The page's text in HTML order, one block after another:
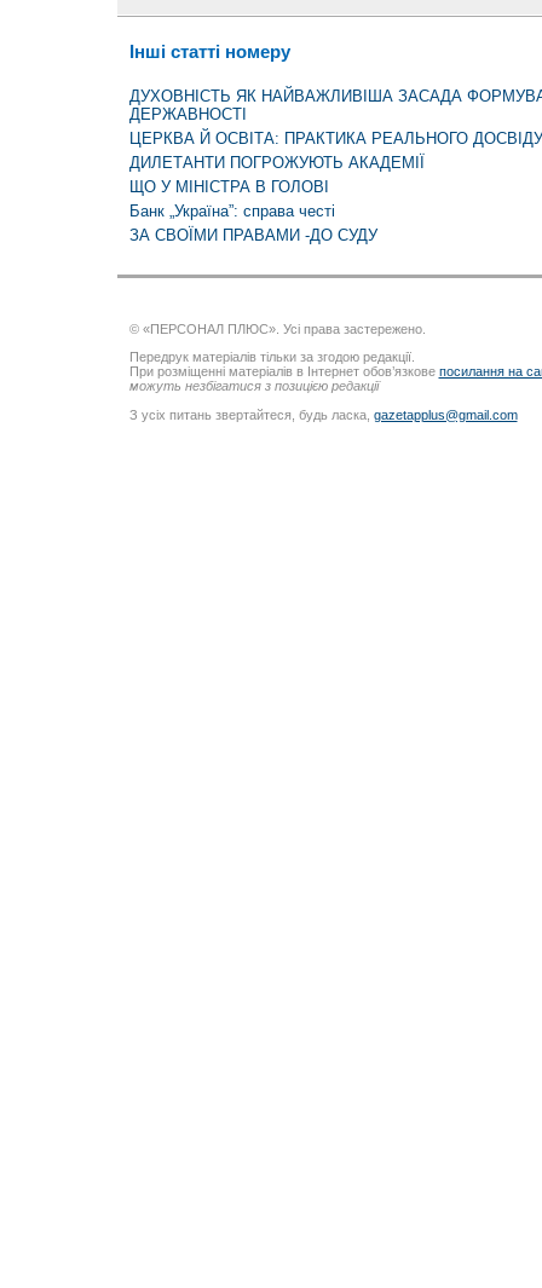
Інші статті номеру
ДУХОВНІСТЬ ЯК НАЙВАЖЛИВІША ЗАСАДА
ДЕРЖАВНОСТІ
ЦЕРКВА Й ОСВІТА: ПРАКТИКА РЕАЛЬНОГО ДОСВІДУ
ДИЛЕТАНТИ ПОГРОЖУЮТЬ АКАДЕМІЇ
ЩО У МІНІСТРА В ГОЛОВІ
Банк „Україна”: справа честі
ЗА СВОЇМИ ПРАВАМИ -ДО СУДУ
© «ПЕРСОНАЛ ПЛЮС». Усі права застережено.
Передрук матеріалів тільки за згодою редакції.
При розміщенні матеріалів в Інтернет обов’язкове посилання на
можуть незбігатися з позицією редакції
З усіх питань звертайтеся, будь ласка, gazetapplus@gmail.com